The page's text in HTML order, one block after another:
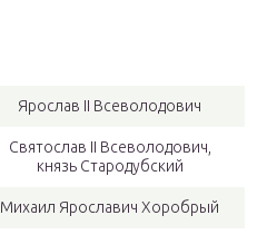
Ярослав II Всеволодович
Святослав II Всеволодович,
князь Стародубский
Михаил Ярославич Хоробрый